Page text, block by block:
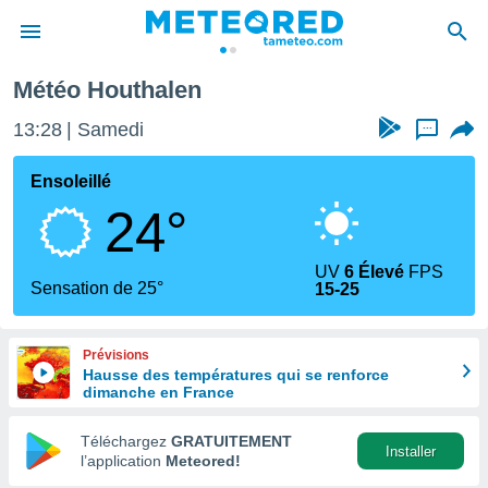
de
en
Météo Houthalen
13:28 Samedi ...
Ensoleillé
24°
Sensation de 25°
UV6 Élevé FPS
15-25
Prévisions
Hausse des températures qui se renforce
dimanche en France
Téléchargez GRATUITEMENT
l’application Meteored!
Installer